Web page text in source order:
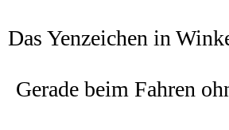
Das Yenzeichen in
Gerade beim Fahren